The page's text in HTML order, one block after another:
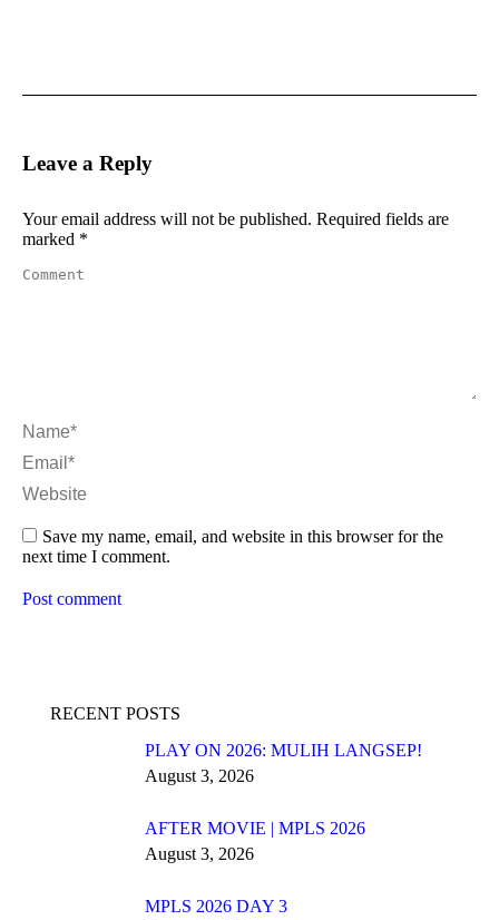
Leave a Reply
Your email address will not be published. Required fields are
marked *
Comment
Name *
Email *
Website
Save my name, email, and website in this browser for the
next time I comment.
Post comment
RECENT POSTS
PLAY ON 2026: MULIH LANGSEP!
August 3, 2026
AFTER MOVIE | MPLS 2026
August 3, 2026
MPLS 2026 DAY 3